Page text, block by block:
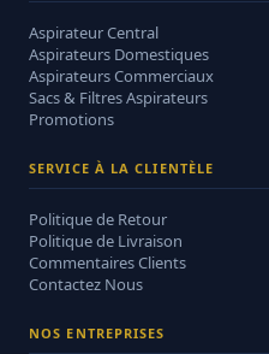
Aspirateur Central
Aspirateurs Domestiques
Aspirateurs Commerciaux
Sacs & Filtres Aspirateurs
Promotions
SERVICE À LA CLIENTÈLE
Politique de Retour
Politique de Livraison
Commentaires Clients
Contactez Nous
NOS ENTREPRISES